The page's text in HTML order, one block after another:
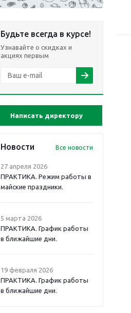
Будьте всегда в курсе!
Узнавайте о скидках и
акциях первым
Написать директору
Новости Все новости
27 апреля 2026
ПРАКТИКА. Режим работы в
майские праздники.
5 марта 2026
ПРАКТИКА. График работы
в ближайшие дни.
19 февраля 2026
ПРАКТИКА. График работы
в ближайшие дни.